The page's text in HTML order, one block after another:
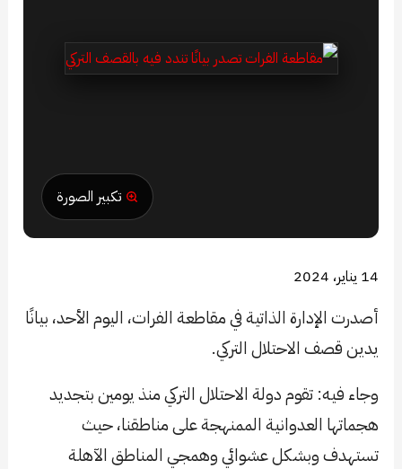
تكبير الصورة
14 يناير، 2024
أصدرت الإدارة الذاتية في مقاطعة الفرات، اليوم الأحد، بيانًا
يدين قصف الاحتلال التركي.
وجاء فيه: تقوم دولة الاحتلال التركي منذ يومين بتجديد
هجماتها العدوانية الممنهجة على مناطقنا، حيث
تستهدف وبشكل عشوائي وهمجي المناطق الآهلة